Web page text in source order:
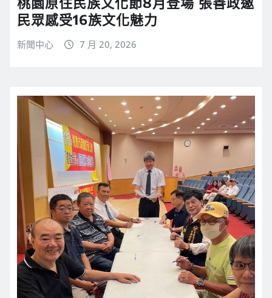
民眾感受16族文化魅力
新聞中心 7 月 20, 2026